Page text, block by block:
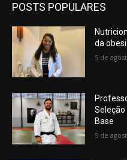
POSTS POPULARES
da
5 de
Base
5 de